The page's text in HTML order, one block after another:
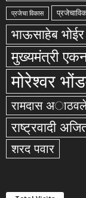
प्रजेचा विकास
भाऊसाहेब भोईर
मुख्यमंत्री
मोरेश्वर
रामदास
राष्ट्रवादी
शरद पवार